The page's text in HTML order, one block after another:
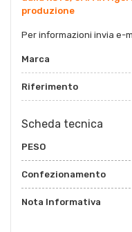
produzione
Per informazioni invia e-
Marca
Riferimento
Scheda tecnica
PESO
Confezionamento
Nota Informativa